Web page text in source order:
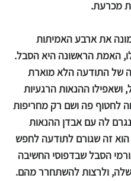
מכרעת.
את ארבע האמיתות
האמת הראשונה היא הסבל.
של התודעה הלא מוארת
ושאפילו ההנאות הרגעיות
לחטוף פה ושם רק מחריפות
לה עם אבדן ההנאות
זה שגורם לתודעה לחפש
הסבל שבדפוסי החשיבה
ולרצות להשתחרר מהם.